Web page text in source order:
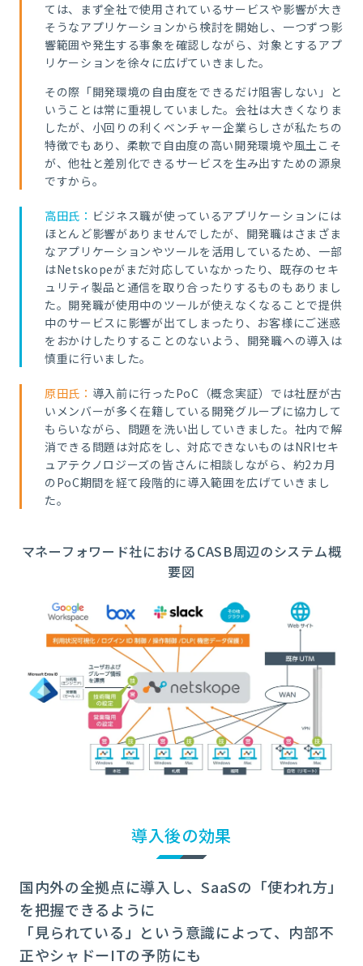
ては、まず全社で使用されているサービスや影響が大き
そうなアプリケーションから検討を開始し、一つずつ影
響範囲や発生する事象を確認しながら、対象とするアプ
リケーションを徐々に広げていきました。
その際「開発環境の自由度をできるだけ阻害しない」と
いうことは常に重視していました。会社は大きくなりま
したが、小回りの利くベンチャー企業らしさが私たちの
特徴でもあり、柔軟で自由度の高い開発環境や風土こそ
が、他社と差別化できるサービスを生み出すための源泉
ですから。
高田氏： ビジネス職が使っているアプリケーションには
ほとんど影響がありませんでしたが、開発職はさまざま
なアプリケーションやツールを活用しているため、一部
はNetskopeがまだ対応していなかったり、既存のセキ
ュリティ製品と通信を取り合ったりするものもありまし
た。開発職が使用中のツールが使えなくなることで提供
中のサービスに影響が出てしまったり、お客様にご迷惑
をおかけしたりすることのないよう、開発職への導入は
慎重に行いました。
原田氏： 導入前に行ったPoC（概念実証）では社歴が古
いメンバーが多く在籍している開発グループに協力して
もらいながら、問題を洗い出していきました。社内で解
消できる問題は対応をし、対応できないものはNRIセキ
ュアテクノロジーズの皆さんに相談しながら、約2カ月
のPoC期間を経て段階的に導入範囲を広げていきまし
た。
マネーフォワード社におけるCASB周辺のシステム概
要図
導入後の効果
国内外の全拠点に導入し、SaaSの「使われ方」
を把握できるように
「見られている」という意識によって、内部不
正やシャドーITの予防にも